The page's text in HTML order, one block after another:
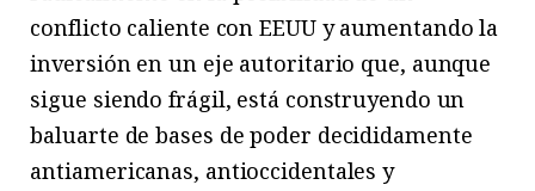
conflicto caliente con EEUU y aumentando la
inversión en un eje autoritario que, aunque
sigue siendo frágil, está construyendo un
baluarte de bases de poder decididamente
antiamericanas, antioccidentales y